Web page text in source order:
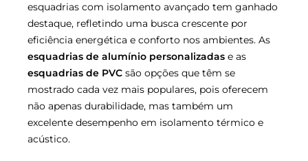
esquadrias com isolamento avançado tem ganhado
destaque, refletindo uma busca crescente por
eficiência energética e conforto nos ambientes. As
esquadrias de alumínio personalizadas e as
esquadrias de PVC são opções que têm se
mostrado cada vez mais populares, pois oferecem
não apenas durabilidade, mas também um
excelente desempenho em isolamento térmico e
acústico.